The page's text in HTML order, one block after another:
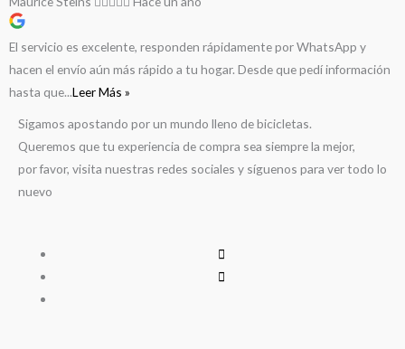
El servicio es excelente, responden rápidamente por WhatsApp y
hacen el envío aún más rápido a tu hogar. Desde que pedí información
hasta que...Leer Más »
Sigamos apostando por un mundo lleno de bicicletas.
Queremos que tu experiencia de compra sea siempre la mejor,
por favor, visita nuestras redes sociales y síguenos para ver todo lo
nuevo